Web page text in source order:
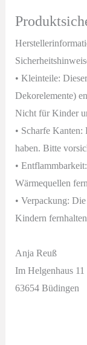
• Kleinteile:
Dekorelemente)
Nicht für Kinder
• Scharfe Kanten:
haben. Bitte
•
Wärmequellen
• Verpackung:
Kindern fernhalten
Anja Reuß
Im Helgenhaus 11
63654 Büdingen